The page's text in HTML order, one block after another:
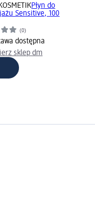
Płyn do
Sensitive, 100
(0)
dostępna
sklep dm